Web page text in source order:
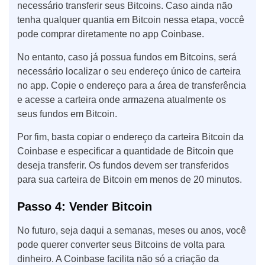
necessário transferir seus Bitcoins. Caso ainda não
tenha qualquer quantia em Bitcoin nessa etapa, voccê
pode comprar diretamente no app Coinbase.
No entanto, caso já possua fundos em Bitcoins, será
necessário localizar o seu endereço único de carteira
no app. Copie o endereço para a área de transferência
e acesse a carteira onde armazena atualmente os
seus fundos em Bitcoin.
Por fim, basta copiar o endereço da carteira Bitcoin da
Coinbase e especificar a quantidade de Bitcoin que
deseja transferir. Os fundos devem ser transferidos
para sua carteira de Bitcoin em menos de 20 minutos.
Passo 4: Vender Bitcoin
No futuro, seja daqui a semanas, meses ou anos, você
pode querer converter seus Bitcoins de volta para
dinheiro. A Coinbase facilita não só a criação da